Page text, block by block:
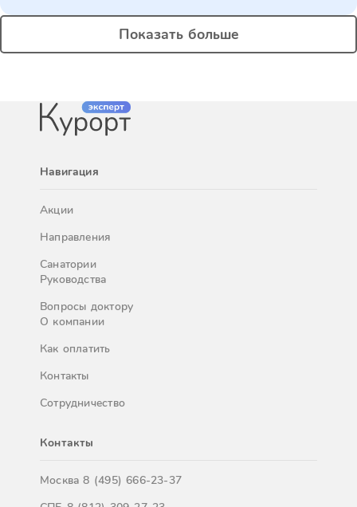
Показать больше
Навигация
Акции
Направления
Санатории
Руководства
Вопросы доктору
О компании
Как оплатить
Контакты
Сотрудничество
Контакты
Москва8 (495) 666-23-37